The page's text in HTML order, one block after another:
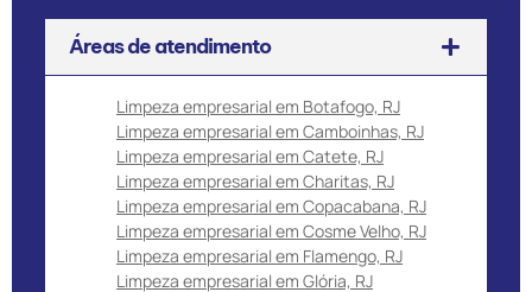
Áreas de atendimento
Limpeza empresarial em Botafogo, RJ
Limpeza empresarial em Camboinhas, RJ
Limpeza empresarial em Catete, RJ
Limpeza empresarial em Charitas, RJ
Limpeza empresarial em Copacabana, RJ
Limpeza empresarial em Cosme Velho, RJ
Limpeza empresarial em Flamengo, RJ
Limpeza empresarial em Glória, RJ